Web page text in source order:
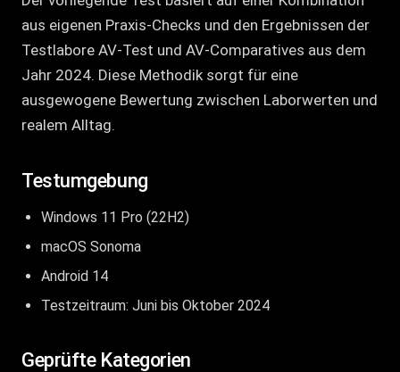
aus eigenen Praxis-Checks und den Ergebnissen der
Testlabore AV-Test und AV-Comparatives aus dem
Jahr 2024. Diese Methodik sorgt für eine
ausgewogene Bewertung zwischen Laborwerten und
realem Alltag.
Testumgebung
Windows 11 Pro (22H2)
macOS Sonoma
Android 14
Testzeitraum: Juni bis Oktober 2024
Geprüfte Kategorien